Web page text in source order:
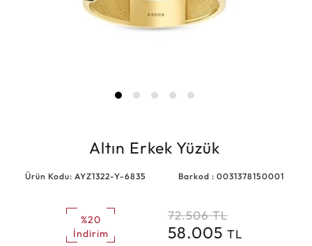
Altın Erkek Yüzük
Ürün Kodu: AYZ1322-Y-6835 Barkod : 0031378150001
%20
İndirim
72.506 TL
58.005 TL